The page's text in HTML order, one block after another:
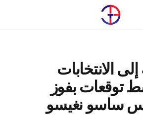
الانتخابات
توقعات بفوز
ساسو نغيسو